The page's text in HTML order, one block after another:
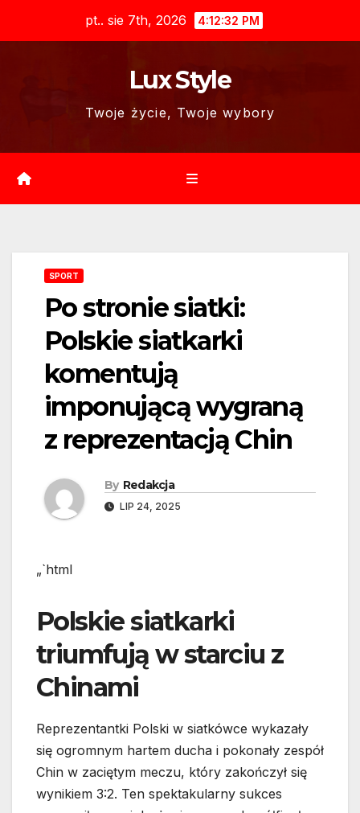
pt.. sie 7th, 2026 4:12:32 PM
Lux Style
Twoje życie, Twoje wybory
SPORT
Po stronie siatki:
Polskie siatkarki
komentują
imponującą wygraną
z reprezentacją Chin
By Redakcja
LIP 24, 2025
„`html
Polskie siatkarki
triumfują w starciu z
Chinami
Reprezentantki Polski w siatkówce wykazały
się ogromnym hartem ducha i pokonały zespół
Chin w zaciętym meczu, który zakończył się
wynikiem 3:2. Ten spektakularny sukces